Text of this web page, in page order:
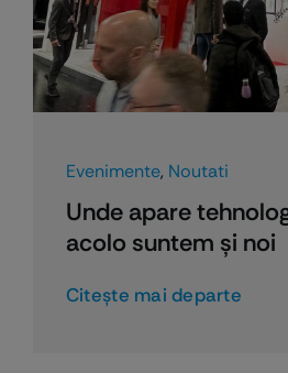
Evenimente, Noutati
Unde apare
acolo suntem și noi
Citeşte mai departe